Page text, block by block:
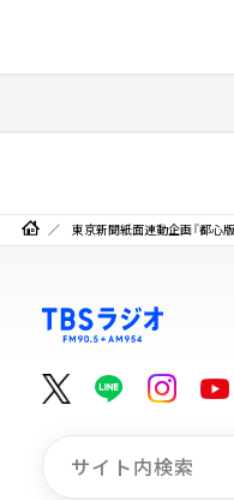
東京新聞紙面連動企画『都心